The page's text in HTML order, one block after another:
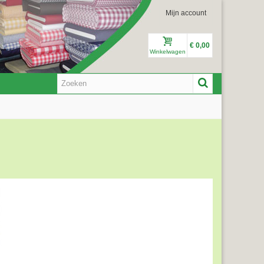
Mijn account
Winkelwagen
€ 0,00